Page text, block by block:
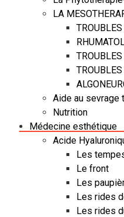
LA
Aide au sevrage
Nutrition
Médecine esthétique
Acide
Les
Le front
Les
Les rides
Les rides